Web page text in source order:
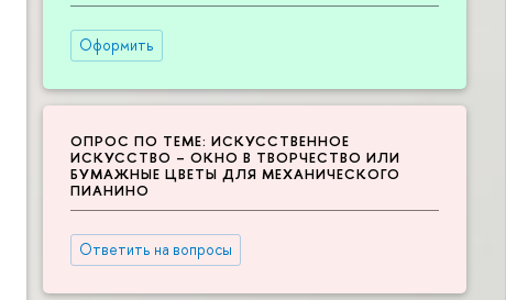
Оформить
ОПРОС ПО ТЕМЕ: ИСКУССТВЕННОЕ
ИСКУССТВО – ОКНО В ТВОРЧЕСТВО ИЛИ
БУМАЖНЫЕ ЦВЕТЫ ДЛЯ МЕХАНИЧЕСКОГО
ПИАНИНО
Ответить на вопросы